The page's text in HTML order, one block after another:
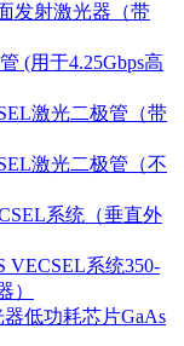
发射激光器（带
(用于4.25Gbps高
激光二极管（带
激光二极管（不
系统（垂直外
VECSEL系统350-
）
低功耗芯片GaAs